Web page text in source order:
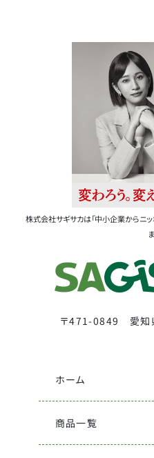
株式会社サギサカは「中小企業からニ
〒471-0849 愛知
ホーム
商品一覧